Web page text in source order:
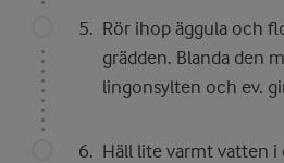
Rör ihop äggula och
grädden. Blanda den
lingonsylten och ev.
Häll lite varmt vatten i